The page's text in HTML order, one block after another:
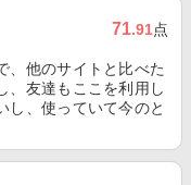
71.91点
、他のサイトと比べた
、友達もここを利用し
し、使っていて今のと